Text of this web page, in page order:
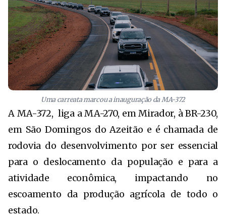
Uma carreata marcou a inauguração da MA-372
A MA-372, liga a MA-270, em Mirador, à BR-230,
em São Domingos do Azeitão e é chamada de
rodovia do desenvolvimento por ser essencial
para o deslocamento da população e para a
atividade econômica, impactando no
escoamento da produção agrícola de todo o
estado.